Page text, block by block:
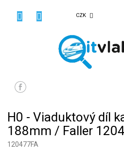
CZK
H0 - Viaduktový díl
188mm / Faller
120477FA